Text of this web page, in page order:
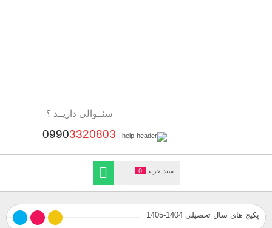
سئــوالی داریــد ؟
09903320803
سبد خرید 0
پکیج های سال تحصیلی 1404-1405